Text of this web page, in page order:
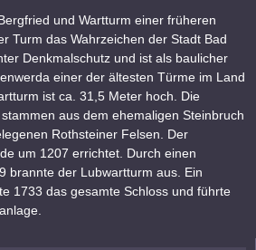
und Wartturm einer früheren
Turm das Wahrzeichen der Stadt Bad
Denkmalschutz und ist als baulicher
einer der ältesten Türme im Land
ist ca. 31,5 Meter hoch. Die
aus dem ehemaligen Steinbruch
Rothsteiner Felsen. Der
um 1207 errichtet. Durch einen
brannte der Lubwartturm aus. Ein
1733 das gesamte Schloss und führte